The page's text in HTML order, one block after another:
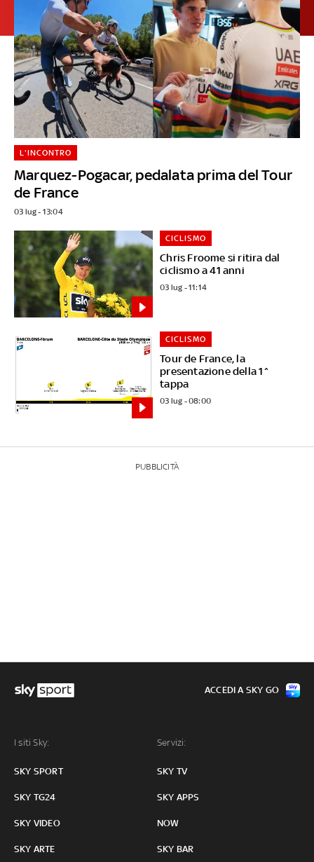
Marquez-Pogacar, pedalata prima del Tour
de France
L'INCONTRO
03 lug - 13:04
Chris Froome si ritira dal
ciclismo a 41 anni
CICLISMO
03 lug - 11:14
Tour de France, la
presentazione della 1^
tappa
CICLISMO
03 lug - 08:00
PUBBLICITÀ
I siti Sky:
SKY SPORT
SKY TG24
SKY VIDEO
SKY ARTE
Servizi:
SKY TV
SKY APPS
NOW
SKY BAR
ACCEDI A SKY GO